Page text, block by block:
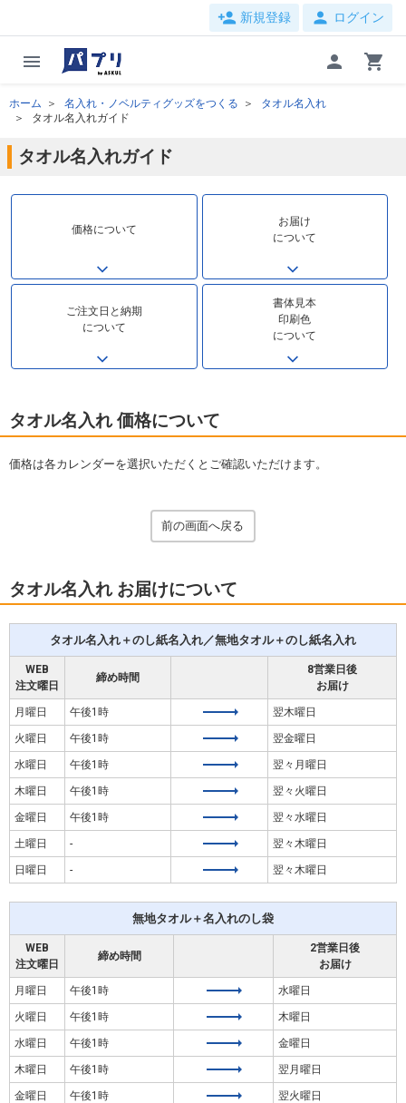
person_add 新規登録 person ログイン
menu person shopping_cart
ホーム 名入れ・ノベルティグッズをつくる
タオル名入れ
タオル名入れガイド
タオル名入れガイド
価格について
お届け
について
ご注文日と納期
について
書体見本
印刷色
について
タオル名入れ 価格について
価格は各カレンダーを選択いただくとご確認いただけます。
前の画面へ戻る
タオル名入れ お届けについて
タオル名入れ＋のし紙名入れ／無地タオル＋のし紙名入れ
WEB
注文曜日
締め時間
8営業日後
お届け
月曜日 午後1時 翌木曜日
火曜日 午後1時 翌金曜日
水曜日 午後1時 翌々月曜日
木曜日 午後1時 翌々火曜日
金曜日 午後1時 翌々水曜日
土曜日 - 翌々木曜日
日曜日 - 翌々木曜日
無地タオル＋名入れのし袋
WEB
注文曜日
締め時間
2営業日後
お届け
月曜日 午後1時 水曜日
火曜日 午後1時 木曜日
水曜日 午後1時 金曜日
木曜日 午後1時 翌月曜日
金曜日 午後1時 翌火曜日